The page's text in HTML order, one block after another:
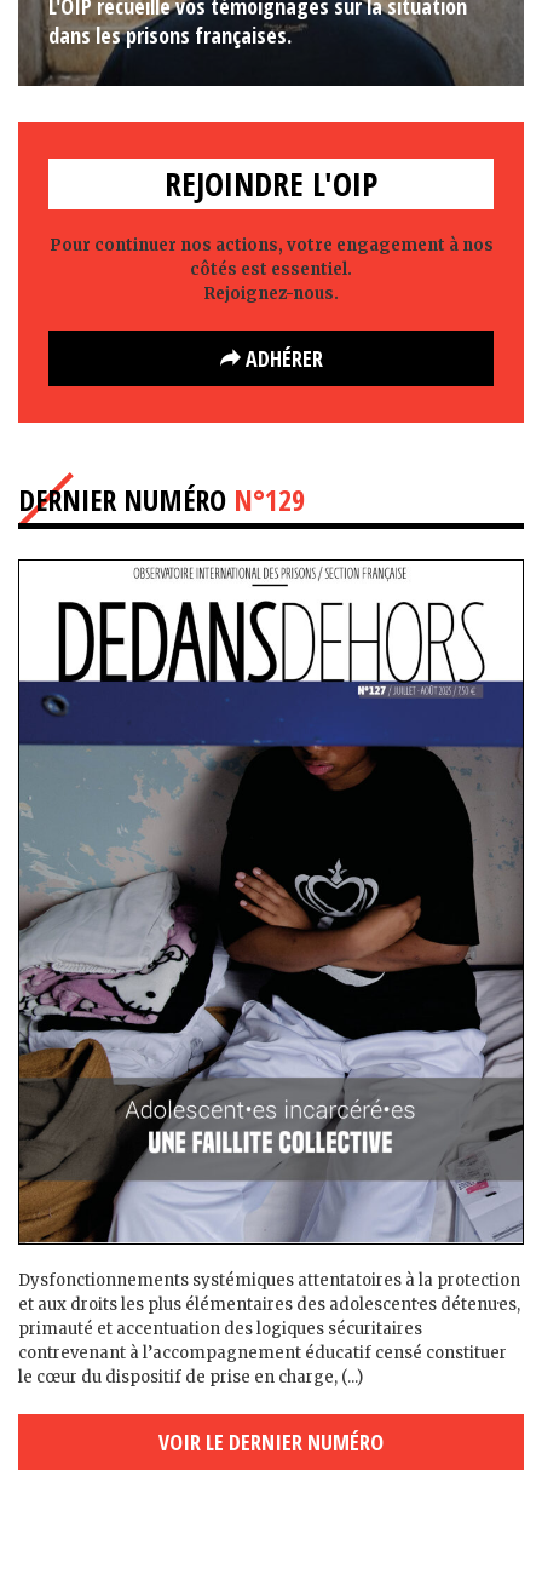
dans les prisons françaises.
REJOINDRE L'OIP
Pour continuer nos actions, votre engagement à nos
côtés est essentiel.
Rejoignez-nous.
ADHÉRER
DERNIER NUMÉRO N°129
Dysfonctionnements systémiques attentatoires à la protection
et aux droits les plus élémentaires des adolescent·es détenu·es,
primauté et accentuation des logiques sécuritaires
contrevenant à l’accompagnement éducatif censé constituer
le cœur du dispositif de prise en charge, (...)
VOIR LE DERNIER NUMÉRO